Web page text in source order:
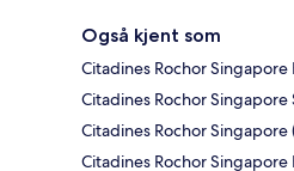
Også kjent som
Citadines Rochor Singapore
Citadines Rochor
Citadines Rochor Singapore
Citadines Rochor